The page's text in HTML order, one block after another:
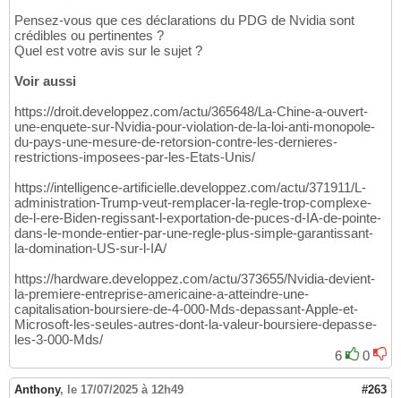
Pensez-vous que ces déclarations du PDG de Nvidia sont
crédibles ou pertinentes ?
Quel est votre avis sur le sujet ?
Voir aussi
https://droit.developpez.com/actu/365648/La-Chine-a-ouvert-
une-enquete-sur-Nvidia-pour-violation-de-la-loi-anti-monopole-
du-pays-une-mesure-de-retorsion-contre-les-dernieres-
restrictions-imposees-par-les-Etats-Unis/
https://intelligence-artificielle.developpez.com/actu/371911/L-
administration-Trump-veut-remplacer-la-regle-trop-complexe-
de-l-ere-Biden-regissant-l-exportation-de-puces-d-IA-de-pointe-
dans-le-monde-entier-par-une-regle-plus-simple-garantissant-
la-domination-US-sur-l-IA/
https://hardware.developpez.com/actu/373655/Nvidia-devient-
la-premiere-entreprise-americaine-a-atteindre-une-
capitalisation-boursiere-de-4-000-Mds-depassant-Apple-et-
Microsoft-les-seules-autres-dont-la-valeur-boursiere-depasse-
les-3-000-Mds/
6
0
Anthony, le 17/07/2025 à 12h49 #263